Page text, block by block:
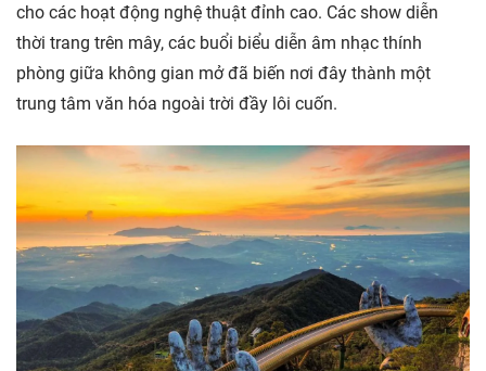
cho các hoạt động nghệ thuật đỉnh cao. Các show diễn
thời trang trên mây, các buổi biểu diễn âm nhạc thính
phòng giữa không gian mở đã biến nơi đây thành một
trung tâm văn hóa ngoài trời đầy lôi cuốn.